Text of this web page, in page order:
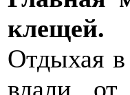
клещей.
Отдыхая в
вдали от